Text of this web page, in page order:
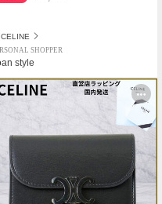
CELINE
SHOPPER
style